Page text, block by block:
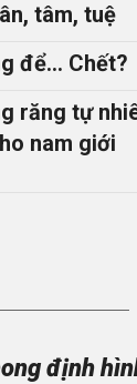
tâm, tuệ
để… Chết?
răng tự
nam giới
định